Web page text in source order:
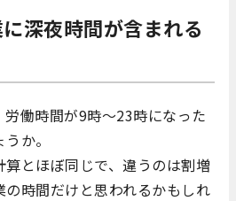
深夜時間が含まれる
労働時間が9時～23時になった
か。
とほぼ同じで、違うのは割増
時間だけと思われるかもしれ